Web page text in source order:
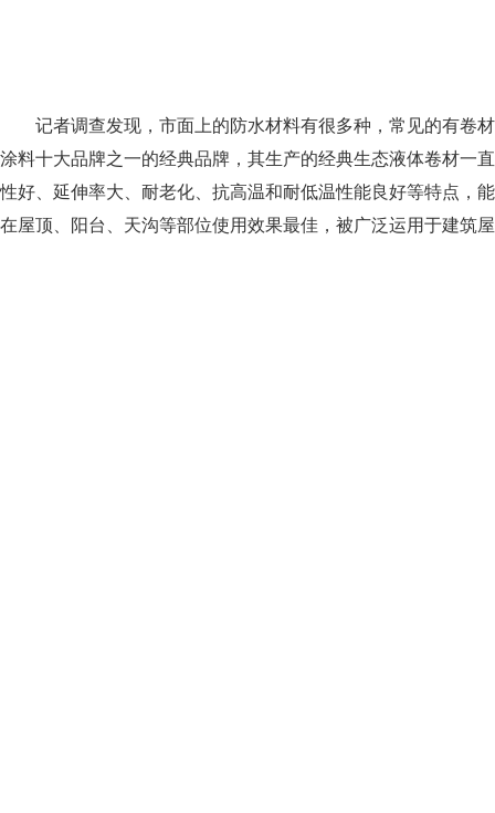
记者调查发现，市面上的防水材料有很多种，常见的有卷
涂料十大品牌之一的经典品牌，其生产的经典生态液体卷材一
性好、延伸率大、耐老化、抗高温和耐低温性能良好等特点，
在屋顶、阳台、天沟等部位使用效果最佳，被广泛运用于建筑